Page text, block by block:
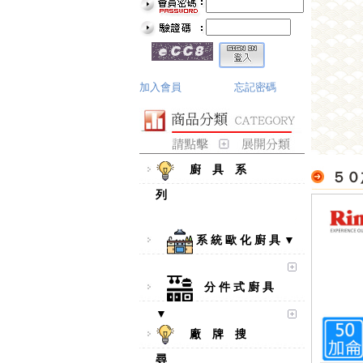
加入會員 忘記密碼
廚 具 系
列
系 統 歐 化 廚 具 ▼
分 件 式 廚 具
▼
廠 牌 搜
尋
５